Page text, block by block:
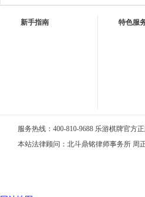
新手指南 特色服
服务热线：400-810-9688 乐游棋牌官方
本站法律顾问：北斗鼎铭律师事务所 周